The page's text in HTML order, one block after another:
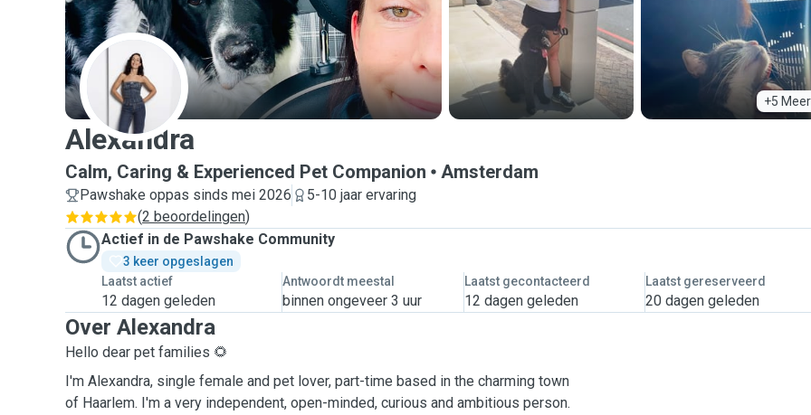
+5 Meer
A
Alexandra
Calm, Caring & Experienced Pet Companion Amsterdam
Pawshake oppas sinds mei 2026
5-10 jaar ervaring
(2 beoordelingen)
Actief in de Pawshake Community
3 keer opgeslagen
Laatst actief
12 dagen geleden
Antwoordt meestal
binnen ongeveer 3 uur
Laatst gecontacteerd
12 dagen geleden
Laatst gereserveerd
20 dagen geleden
Over Alexandra
Hello dear pet families 🌻
I'm Alexandra, single female and pet lover, part-time based in the charming town
of Haarlem. I'm a very independent, open-minded, curious and ambitious person.